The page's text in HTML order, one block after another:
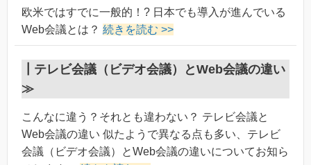
欧米ではすでに一般的！? 日本でも導入が進んでいる
Web会議とは？ 続きを読む >>
テレビ会議（ビデオ会議）とWeb会議の違い
≫
こんなに違う？それとも違わない？ テレビ会議と
Web会議の違い 似たようで異なる点も多い、テレビ
会議（ビデオ会議）とWeb会議の違いについてお知ら